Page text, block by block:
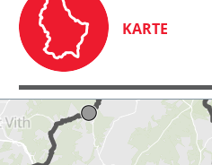
KARTE